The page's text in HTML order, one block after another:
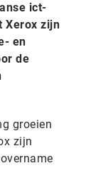
ict-
Xerox zijn
en
de
groeien
zijn